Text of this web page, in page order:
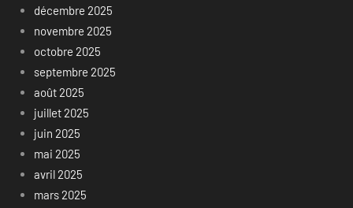
décembre 2025
novembre 2025
octobre 2025
septembre 2025
août 2025
juillet 2025
juin 2025
mai 2025
avril 2025
mars 2025